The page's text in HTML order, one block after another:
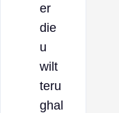
er
die
u
wilt
teru
ghal